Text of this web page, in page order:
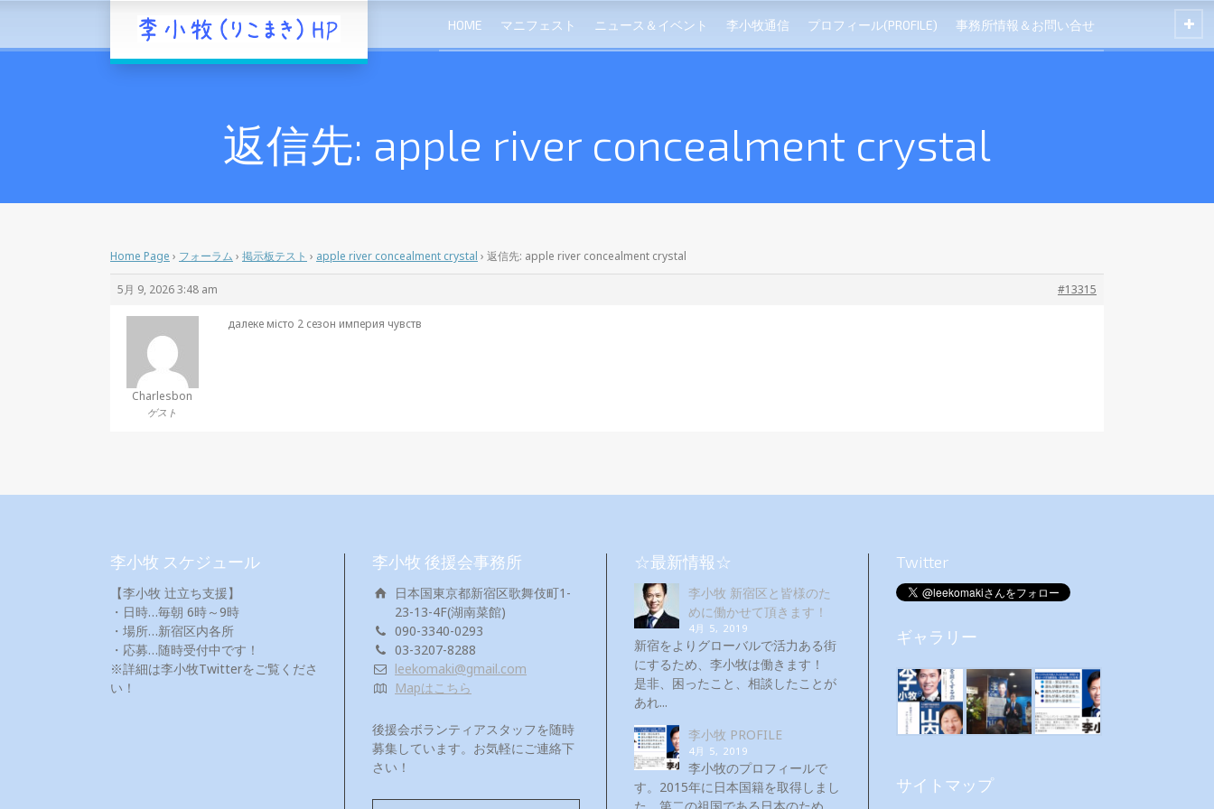
HOME マニフェスト ニュース＆イベント 李小牧通信 プロフィール(PROFILE) 事務所情報＆お問い合せ
返信先: apple river concealment crystal
Home Page › フォーラム › 掲示板テスト › apple river concealment crystal › 返信先: apple river concealment crystal
5月 9, 2026 3:48 am #13315
Charlesbon
ゲスト
далеке місто 2 сезон империя чувств
李小牧 スケジュール
【李小牧 辻立ち支援】
・日時…毎朝 6時～9時
・場所…新宿区内各所
・応募…随時受付中です！
※詳細は李小牧Twitterをご覧くださ
い！
李小牧 後援会事務所
日本国東京都新宿区歌舞伎町1-
23-13-4F(湖南菜館)
090-3340-0293
03-3207-8288
leekomaki@gmail.com
Mapはこちら
後援会ボランティアスタッフを随時
募集しています。お気軽にご連絡下
さい！
☆最新情報☆
李小牧 新宿区と皆様のた
めに働かせて頂きます！
4月 5, 2019
新宿をよりグローバルで活力ある街
にするため、李小牧は働きます！
是非、困ったこと、相談したことが
あれ...
李小牧 PROFILE
4月 5, 2019
李小牧のプロフィールで
す。2015年に日本国籍を取得しまし
Twitter
ギャラリー
サイトマップ